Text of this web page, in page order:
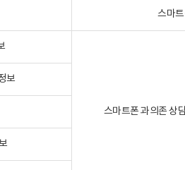
스마
스마트폰 과의존 상
보